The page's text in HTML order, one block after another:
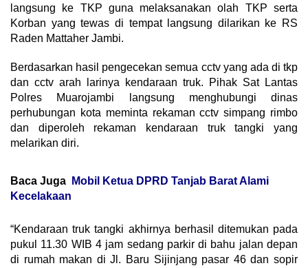
langsung ke TKP guna melaksanakan olah TKP serta
Korban yang tewas di tempat langsung dilarikan ke RS
Raden Mattaher Jambi.
Berdasarkan hasil pengecekan semua cctv yang ada di tkp
dan cctv arah larinya kendaraan truk. Pihak Sat Lantas
Polres Muarojambi langsung menghubungi dinas
perhubungan kota meminta rekaman cctv simpang rimbo
dan diperoleh rekaman kendaraan truk tangki yang
melarikan diri.
Baca Juga
Mobil Ketua DPRD Tanjab Barat Alami
Kecelakaan
“Kendaraan truk tangki akhirnya berhasil ditemukan pada
pukul 11.30 WIB 4 jam sedang parkir di bahu jalan depan
di rumah makan di Jl. Baru Sijinjang pasar 46 dan sopir